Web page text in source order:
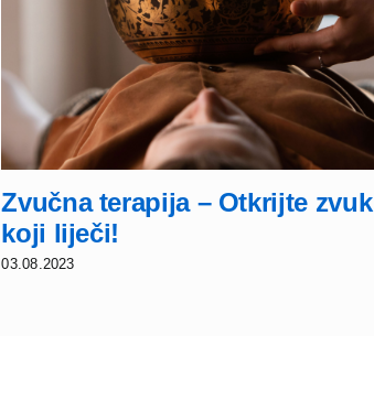
Zvučna terapija – Otkrijte zvuk
koji liječi!
03.08.2023